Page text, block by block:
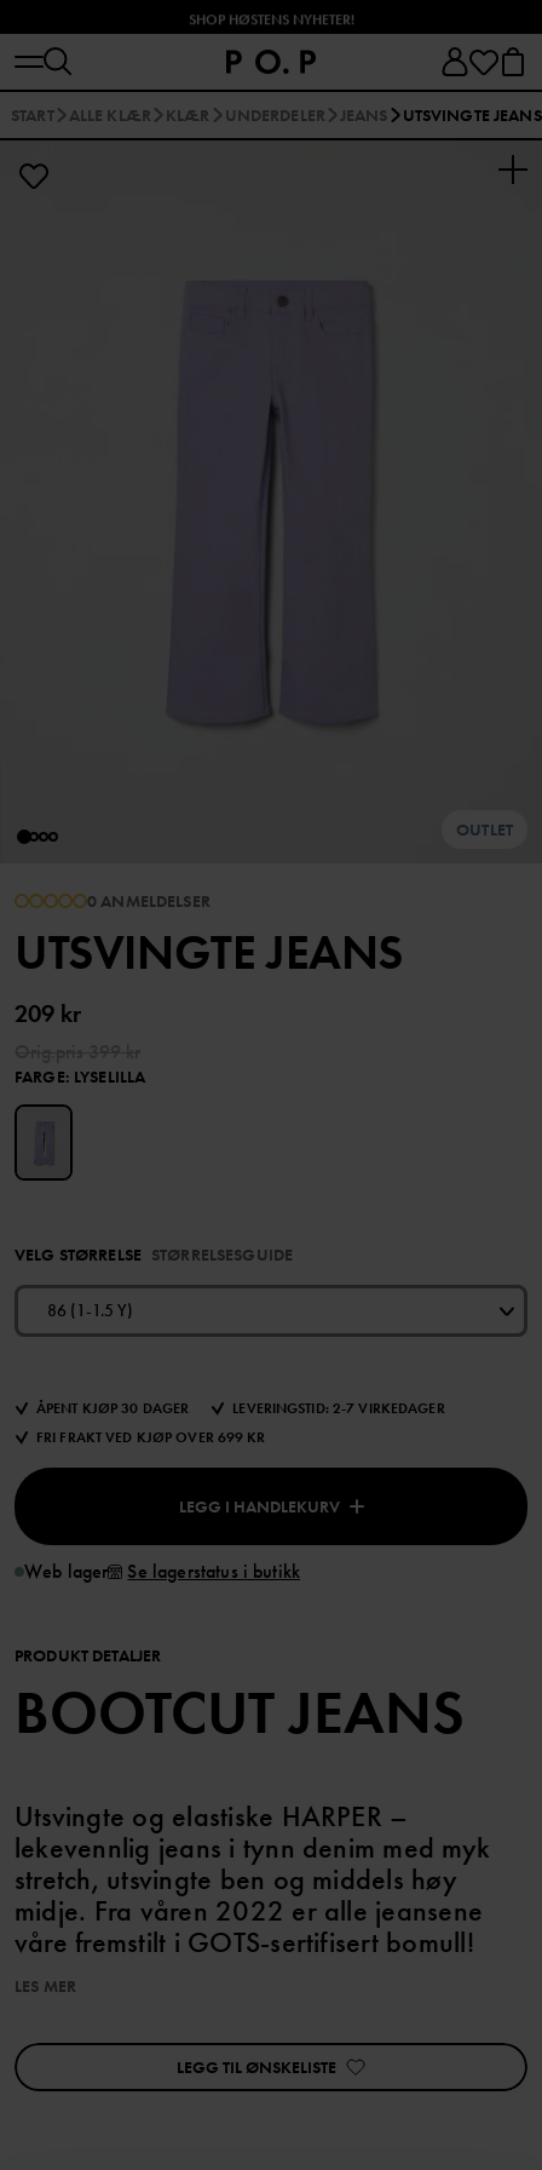
SHOP HØSTENS NYHETER!
START ALLE KLÆR KLÆR UNDERDELER JEANS UTSVINGTE JEANS
OUTLET
0 ANMELDELSER
UTSVINGTE JEANS
209 kr
FARGE: LYSELILLA
VELG STØRRELSE STØRRELSESGUIDE
86 (1-1.5 Y)
ÅPENT KJØP 30 DAGER
LEVERINGSTID: 2-7 VIRKEDAGER
FRI FRAKT VED KJØP OVER 699 KR
LEGG I HANDLEKURV
Web lager Se lagerstatus i butikk
PRODUKT DETALJER
BOOTCUT JEANS
Utsvingte og elastiske HARPER –
lekevennlig jeans i tynn denim med myk
stretch, utsvingte ben og middels høy
midje. Fra våren 2022 er alle jeansene
våre fremstilt i GOTS-sertifisert bomull!
• Utsvingte ben
• Middels høy midje
• GOTS-sertifisert bomull
LES MER
LEGG TIL ØNSKELISTE